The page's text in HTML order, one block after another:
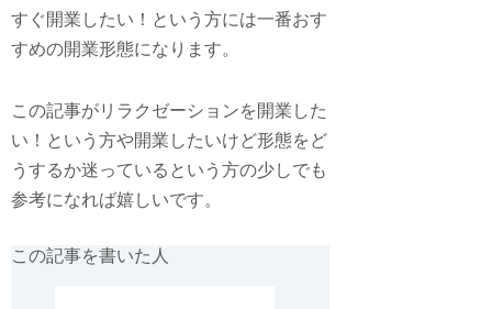
すぐ開業したい！という方には一番おす
すめの開業形態になります。
この記事がリラクゼーションを開業した
い！という方や開業したいけど形態をど
うするか迷っているという方の少しでも
参考になれば嬉しいです。
この記事を書いた人